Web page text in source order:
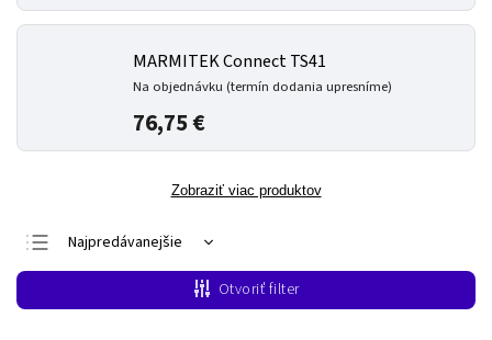
MARMITEK Connect TS41
Na objednávku (termín dodania upresníme)
76,75 €
Zobraziť viac produktov
Najpredávanejšie
Najlacnejšie
Najdrahšie
Otvoriť filter